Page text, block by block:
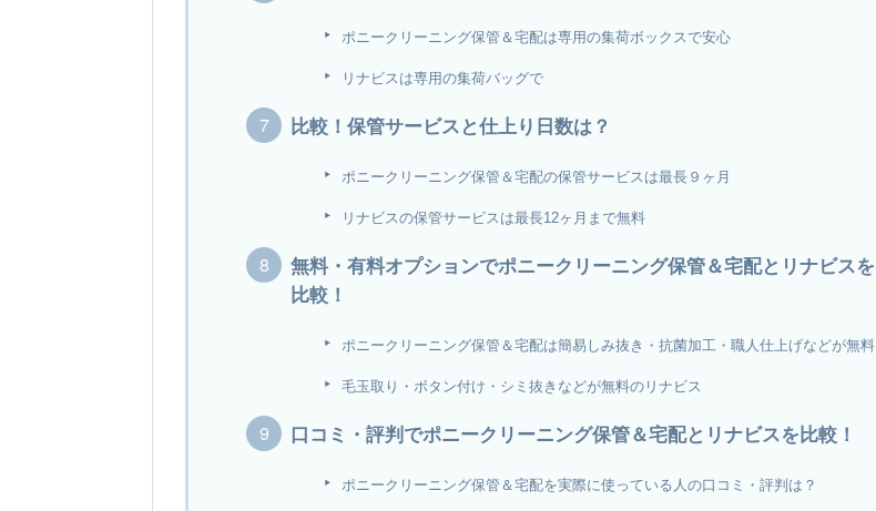
ポニークリーニング保管＆宅配は専用の集荷ボックスで安心
リナビスは専用の集荷バッグで
比較！保管サービスと仕上り日数は？
ポニークリーニング保管＆宅配の保管サービスは最長９ヶ月
リナビスの保管サービスは最長12ヶ月まで無料
無料・有料オプションでポニークリーニング保管＆宅配とリナビスを
比較！
ポニークリーニング保管＆宅配は簡易しみ抜き・抗菌加工・職人仕上げなどが無料
毛玉取り・ボタン付け・シミ抜きなどが無料のリナビス
口コミ・評判でポニークリーニング保管＆宅配とリナビスを比較！
ポニークリーニング保管＆宅配を実際に使っている人の口コミ・評判は？